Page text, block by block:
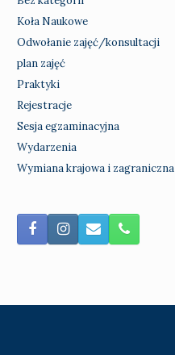
Koła Naukowe
Odwołanie zajęć/konsultacji
plan zajęć
Praktyki
Rejestracje
Sesja egzaminacyjna
Wydarzenia
Wymiana krajowa i zagraniczna